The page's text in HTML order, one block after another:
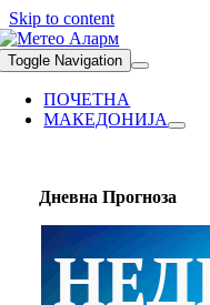
Skip to content
Toggle Navigation
ПОЧЕТНА
МАКЕДОНИЈА
Дневна Прогноза